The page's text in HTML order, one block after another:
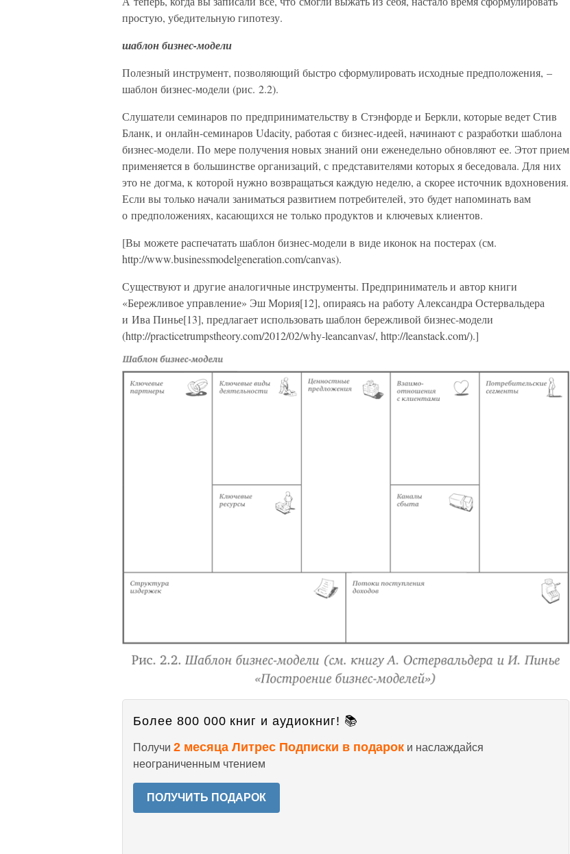
простую, убедительную гипотезу.
шаблон бизнес-модели
Полезный инструмент, позволяющий быстро сформулировать исходные предположения, –
шаблон бизнес-модели (рис. 2.2).
Слушатели семинаров по предпринимательству в Стэнфорде и Беркли, которые ведет Стив
Бланк, и онлайн-семинаров Udacity, работая с бизнес-идеей, начинают с разработки шаблона
бизнес-модели. По мере получения новых знаний они еженедельно обновляют ее. Этот прием
применяется в большинстве организаций, с представителями которых я беседовала. Для них
это не догма, к которой нужно возвращаться каждую неделю, а скорее источник вдохновения.
Если вы только начали заниматься развитием потребителей, это будет напоминать вам
о предположениях, касающихся не только продуктов и ключевых клиентов.
[Вы можете распечатать шаблон бизнес-модели в виде иконок на постерах (см.
http://www.businessmodelgeneration.com/canvas).
Существуют и другие аналогичные инструменты. Предприниматель и автор книги
«Бережливое управление» Эш Мория[12], опираясь на работу Александра Остервальдера
и Ива Пинье[13], предлагает использовать шаблон бережливой бизнес-модели
(http://practicetrumpstheory.com/2012/02/why-leancanvas/, http://leanstack.com/).]
Более 800 000 книг и аудиокниг! 📚
Получи 2 месяца Литрес Подписки в подарок и наслаждайся
неограниченным чтением
ПОЛУЧИТЬ ПОДАРОК